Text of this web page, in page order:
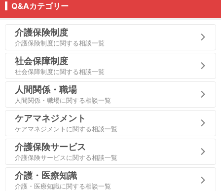
Q&Aカテゴリー
介護保険制度
介護保険制度に関する相談一覧
社会保障制度
社会保障制度に関する相談一覧
人間関係・職場
人間関係・職場に関する相談一覧
ケアマネジメント
ケアマネジメントに関する相談一覧
介護保険サービス
介護保険サービスに関する相談一覧
介護・医療知識
介護・医療知識に関する相談一覧